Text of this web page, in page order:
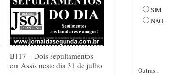
B117 – Dois sepultamentos
em Assis neste dia 31 de julho
SIM
NÃO
Outras..